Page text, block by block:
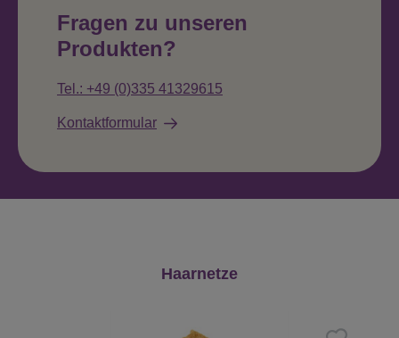
Fragen zu unseren
Produkten?
Tel.: +49 (0)335 41329615
Kontaktformular
Produktgalerie überspringen
Haarnetze